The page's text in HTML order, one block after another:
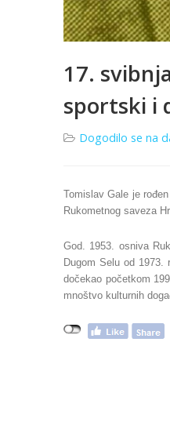
17.
sportski i
Dogodilo se na
Tomislav Gale je
Rukometnog saveza
God. 1953. osniva
Dugom Selu od
dočekao početkom
mnoštvo kulturnih